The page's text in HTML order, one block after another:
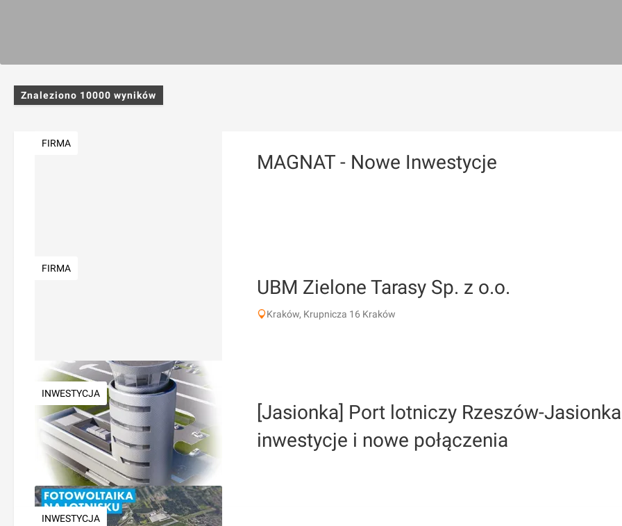
Znaleziono 10000 wyników
FIRMA
MAGNAT - Nowe Inwestycje
FIRMA
UBM Zielone Tarasy Sp. z o.o.
Kraków, Krupnicza 16 Kraków
INWESTYCJA
[Jasionka] Port lotniczy Rzeszów-
inwestycje i nowe połączenia
INWESTYCJA